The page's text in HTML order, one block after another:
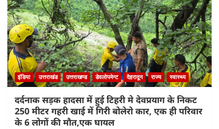
इंडिया उत्तराखंड उत्तराखण्ड डेवलोपमेन्ट देहरादून राज्य स्वास्थ्य
दर्दनाक सड़क हादसा में हुई टिहरी मे देवप्रयाग के निकट
250 मीटर गहरी खाई में गिरी बोलेरो कार, एक ही परिवार
के 6 लोगों की मौत,एक घायल